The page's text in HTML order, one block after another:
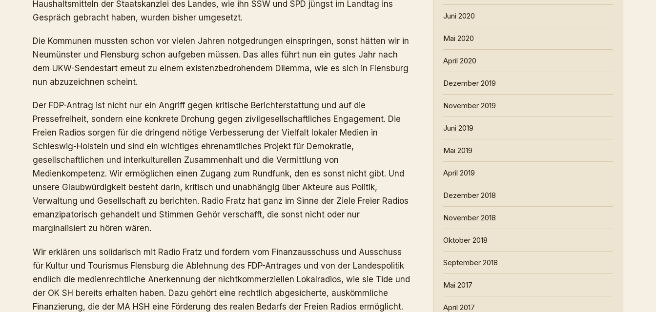
Haushaltsmitteln der Staatskanzlei des Landes, wie ihn SSW und SPD jüngst im Landtag ins
Gespräch gebracht haben, wurden bisher umgesetzt.
Die Kommunen mussten schon vor vielen Jahren notgedrungen einspringen, sonst hätten wir in
Neumünster und Flensburg schon aufgeben müssen. Das alles führt nun ein gutes Jahr nach
dem UKW-Sendestart erneut zu einem existenzbedrohendem Dilemma, wie es sich in Flensburg
nun abzuzeichnen scheint.
Der FDP-Antrag ist nicht nur ein Angriff gegen kritische Berichterstattung und auf die
Pressefreiheit, sondern eine konkrete Drohung gegen zivilgesellschaftliches Engagement. Die
Freien Radios sorgen für die dringend nötige Verbesserung der Vielfalt lokaler Medien in
Schleswig-Holstein und sind ein wichtiges ehrenamtliches Projekt für Demokratie,
gesellschaftlichen und interkulturellen Zusammenhalt und die Vermittlung von
Medienkompetenz. Wir ermöglichen einen Zugang zum Rundfunk, den es sonst nicht gibt. Und
unsere Glaubwürdigkeit besteht darin, kritisch und unabhängig über Akteure aus Politik,
Verwaltung und Gesellschaft zu berichten. Radio Fratz hat ganz im Sinne der Ziele Freier Radios
emanzipatorisch gehandelt und Stimmen Gehör verschafft, die sonst nicht oder nur
marginalisiert zu hören wären.
Wir erklären uns solidarisch mit Radio Fratz und fordern vom Finanzausschuss und Ausschuss
für Kultur und Tourismus Flensburg die Ablehnung des FDP-Antrages und von der Landespolitik
endlich die medienrechtliche Anerkennung der nichtkommerziellen Lokalradios, wie sie Tide und
der OK SH bereits erhalten haben. Dazu gehört eine rechtlich abgesicherte, auskömmliche
Finanzierung, die der MA HSH eine Förderung des realen Bedarfs der Freien Radios ermöglicht.
Juni 2020
Mai 2020
April 2020
Dezember 2019
November 2019
Juni 2019
Mai 2019
April 2019
Dezember 2018
November 2018
Oktober 2018
September 2018
Mai 2017
April 2017